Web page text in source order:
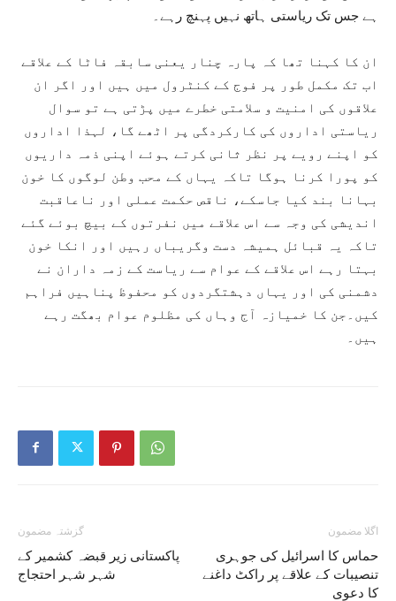
ہے جس تک ریاستی ہاتھ نہیں پہنچ رہے۔
ان کا کہنا تھا کہ پارہ چنار یعنی سابقہ فاٹا کے علاقے
اب تک مکمل طور پر فوج کے کنٹرول میں ہیں اور اگر ان
علاقوں کی امنیت و سلامتی خطرے میں پڑتی ہے تو سوال
ریاستی اداروں کی کارکردگی پر اٹھے گا، لہذا اداروں
کو اپنے رویے پر نظر ثانی کرتے ہوئے اپنی ذمہ داریوں
کو پورا کرنا ہوگا تاکہ یہاں کے محب وطن لوگوں کا خون
بہانا بند کیا جاسکے، ناقص حکمت عملی اور ناعاقبت
اندیشی کی وجہ سے اس علاقے میں نفرتوں کے بیچ بوئے گئے
تاکہ یہ قبائل ہمیشہ دست وگریباں رہیں اور انکا خون
بہتا رہے اس علاقے کے عوام سے ریاست کے زمہ داران نے
دشمنی کی اور یہاں دہشتگردوں کو محفوظ پناہیں فراہم
کیں۔جن کا خمیازہ آج وہاں کی مظلوم عوام بھگت رہے
ہیں۔
گزشتہ مضمون
پاکستانی زیر قبضہ کشمیر کے
شہر شہر احتجاج
اگلا مضمون
حماس کا اسرائیل کی جوہری
تنصیبات کے علاقے پر راکٹ داغنے
کا دعوی